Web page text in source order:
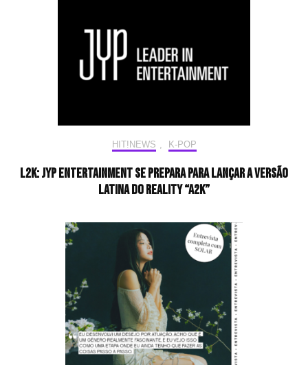
HIT!NEWS , K-POP
L2K: JYP Entertainment se prepara para lançar a versão
latina do reality “A2K”